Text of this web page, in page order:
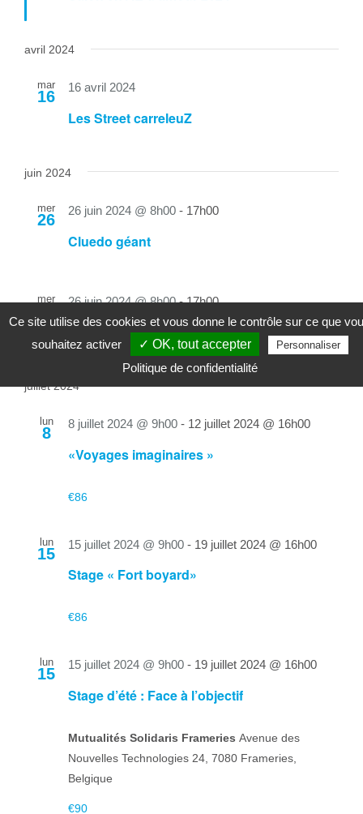
avril 2024
mar
16
Les Street carreleuZ
16 avril 2024
juin 2024
mer
26
Cluedo géant
26 juin 2024 @ 8h00 - 17h00
mer
Esenca Ludo
26 juin 2024 @ 8h00-17h00
juillet 2024
lun
8
«Voyages imaginaires »
8 juillet 2024 @ 9h00 - 12 juillet 2024 @ 16h00
€86
lun
15
Stage « Fort boyard»
15 juillet 2024 @ 9h00 - 19 juillet 2024 @ 16h00
€86
lun
15
Stage d’été : Face à l’objectif
15 juillet 2024 @ 9h00 - 19 juillet 2024 @ 16h00
Mutualités Solidaris Frameries Avenue des
Nouvelles Technologies 24, 7080 Frameries,
Belgique
€90
Ce site utilise des cookies et vous donne le contrôle sur ce que
souhaitez activer
✓ OK, tout accepter Personnaliser
Politique de confidentialité